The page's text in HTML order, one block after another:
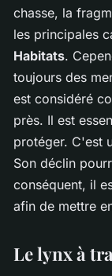
chasse, la
les principales
Habitats.
toujours des
est considéré
près. Il est
protéger. C'est
Son déclin
conséquent, il
afin de mettre
Le lynx à